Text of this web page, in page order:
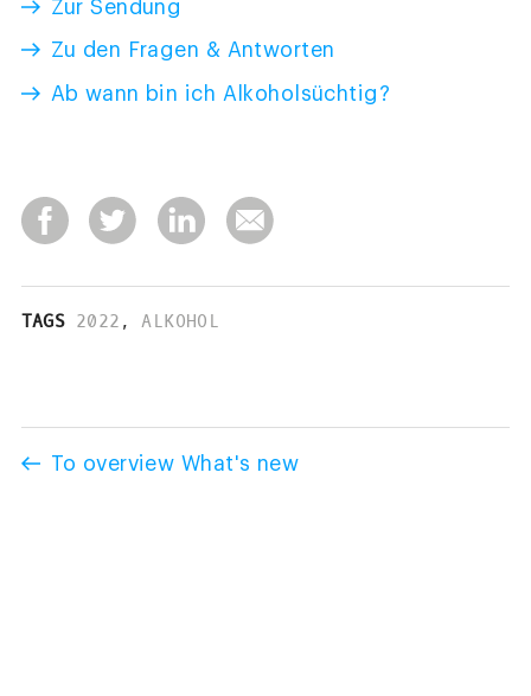
Zur Sendung
Zu den Fragen & Antworten
Ab wann bin ich Alkoholsüchtig?
TAGS 2022 , ALKOHOL
To overview What's new